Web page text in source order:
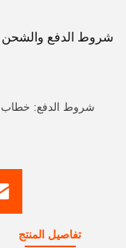
شروط الدفع والشحن
تفاصيل المنتج